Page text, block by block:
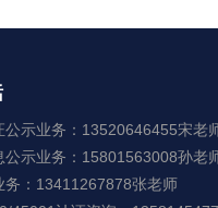
公示业务：13520646455宋老
公示业务：15801563008孙老
务：13411267878张老师